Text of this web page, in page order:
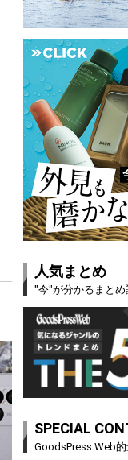
人気まとめ
"今"が分かるまとめ
SPECIAL
GoodsPress Web